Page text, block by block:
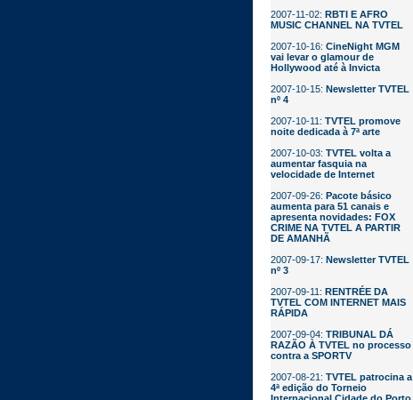
2007-11-02: RBTI E AFRO
MUSIC CHANNEL NA TVTEL
2007-10-16: CineNight MGM
vai levar o glamour de
Hollywood até à Invicta
2007-10-15: Newsletter TVTEL
nº 4
2007-10-11: TVTEL promove
noite dedicada à 7ª arte
2007-10-03: TVTEL volta a
aumentar fasquia na
velocidade de Internet
2007-09-26: Pacote básico
aumenta para 51 canais e
apresenta novidades: FOX
CRIME NA TVTEL A PARTIR
DE AMANHÃ
2007-09-17: Newsletter TVTEL
nº 3
2007-09-11: RENTRÉE DA
TVTEL COM INTERNET MAIS
RÁPIDA
2007-09-04: TRIBUNAL DÁ
RAZÃO À TVTEL no processo
contra a SPORTV
2007-08-21: TVTEL patrocina a
4ª edição do Torneio